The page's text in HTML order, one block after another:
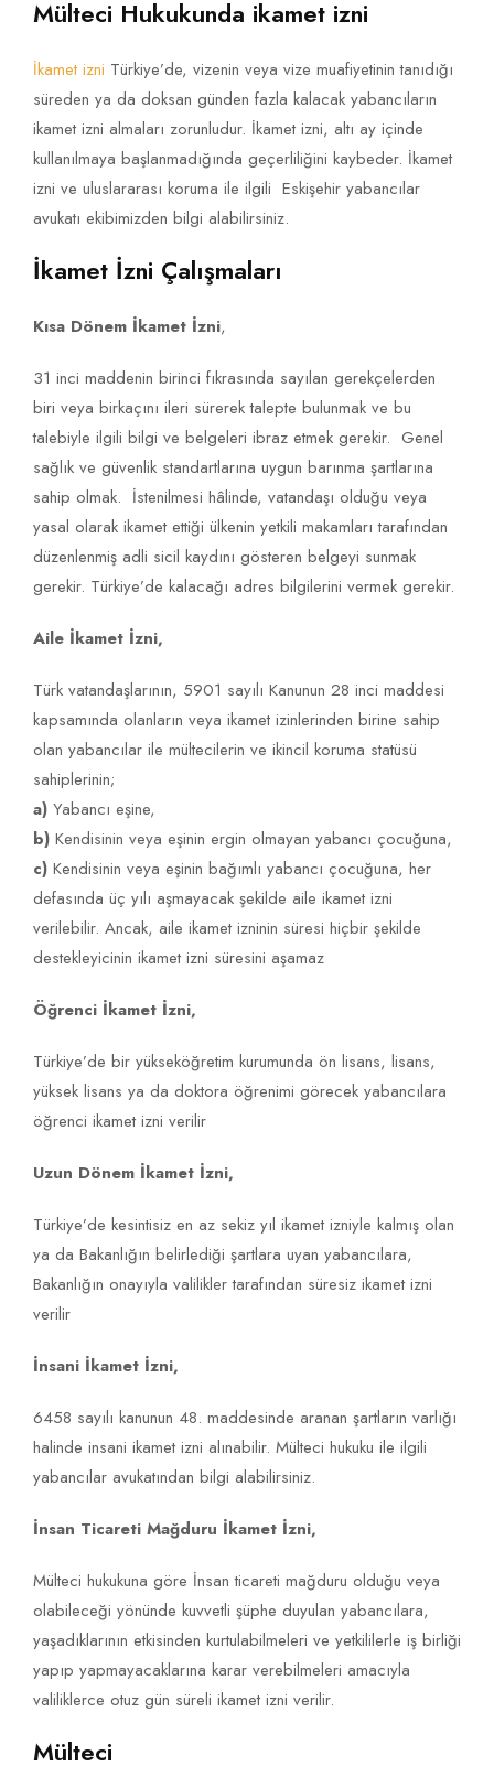
Mülteci Hukukunda ikamet izni
İkamet izni Türkiye’de, vizenin veya vize muafiyetinin tanıdığı
süreden ya da doksan günden fazla kalacak yabancıların
ikamet izni almaları zorunludur. İkamet izni, altı ay içinde
kullanılmaya başlanmadığında geçerliliğini kaybeder. İkamet
izni ve uluslararası koruma ile ilgili Eskişehir yabancılar
avukatı ekibimizden bilgi alabilirsiniz.
İkamet İzni Çalışmaları
Kısa Dönem İkamet İzni,
31 inci maddenin birinci fıkrasında sayılan gerekçelerden
biri veya birkaçını ileri sürerek talepte bulunmak ve bu
talebiyle ilgili bilgi ve belgeleri ibraz etmek gerekir. Genel
sağlık ve güvenlik standartlarına uygun barınma şartlarına
sahip olmak. İstenilmesi hâlinde, vatandaşı olduğu veya
yasal olarak ikamet ettiği ülkenin yetkili makamları tarafından
düzenlenmiş adli sicil kaydını gösteren belgeyi sunmak
gerekir. Türkiye’de kalacağı adres bilgilerini vermek gerekir.
Aile İkamet İzni,
Türk vatandaşlarının, 5901 sayılı Kanunun 28 inci maddesi
kapsamında olanların veya ikamet izinlerinden birine sahip
olan yabancılar ile mültecilerin ve ikincil koruma statüsü
sahiplerinin;
a) Yabancı eşine,
b) Kendisinin veya eşinin ergin olmayan yabancı çocuğuna,
c) Kendisinin veya eşinin bağımlı yabancı çocuğuna, her
defasında üç yılı aşmayacak şekilde aile ikamet izni
verilebilir. Ancak, aile ikamet izninin süresi hiçbir şekilde
destekleyicinin ikamet izni süresini aşamaz
Öğrenci İkamet İzni,
Türkiye’de bir yükseköğretim kurumunda ön lisans, lisans,
yüksek lisans ya da doktora öğrenimi görecek yabancılara
öğrenci ikamet izni verilir
Uzun Dönem İkamet İzni,
Türkiye’de kesintisiz en az sekiz yıl ikamet izniyle kalmış olan
ya da Bakanlığın belirlediği şartlara uyan yabancılara,
Bakanlığın onayıyla valilikler tarafından süresiz ikamet izni
verilir
İnsani İkamet İzni,
6458 sayılı kanunun 48. maddesinde aranan şartların varlığı
halinde insani ikamet izni alınabilir. Mülteci hukuku ile ilgili
yabancılar avukatından bilgi alabilirsiniz.
İnsan Ticareti Mağduru İkamet İzni,
Mülteci hukukuna göre İnsan ticareti mağduru olduğu veya
olabileceği yönünde kuvvetli şüphe duyulan yabancılara,
yaşadıklarının etkisinden kurtulabilmeleri ve yetkililerle iş birliği
yapıp yapmayacaklarına karar verebilmeleri amacıyla
valiliklerce otuz gün süreli ikamet izni verilir.
Mülteci